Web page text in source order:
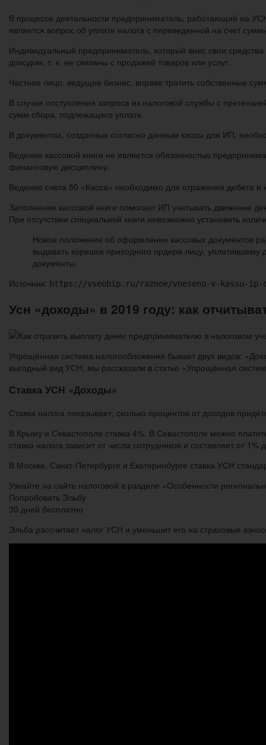
В процессе деятельности предприниматель, работающий на
является вопрос об уплате налога с переведенной на счет
Индивидуальный предприниматель, который внес свои
доходом, т. к. не связаны с продажей товаров или услуг.
Частное лицо, ведущее бизнес, вправе тратить собственные
В случае поступления запроса из налоговой службы с
сумм сбора, подлежащего уплате.
В документах, созданных согласно данным кассы для ИП,
Ведение кассовой книги не является обязанностью
финансовую дисциплину.
Ведение счета 50 «Касса» необходимо для отражения дебета и
Заполнение кассовой книги помогает ИП учитывать движение
При отсутствии специальной книги невозможно установить
Новое положение об оформлении кассовых документов
выдавать корешок приходного ордера лицу,
документы.
Источник: https://vseobip.ru/raznoe/vneseno-v-kassu-
Усн «доходы» в 2019 году: как
Упрощённая система налогообложения бывает двух видов:
выгодный вид УСН, мы рассказали в статье «Упрощённая
Ставка УСН «Доходы»
Ставка налога показывает, сколько процентов от доходов
В Крыму и Севастополе ставка 4%. В Севастополе можно
ставка налога зависит от числа сотрудников и составляет от 1%
В Москве, Санкт-Петербурге и Екатеринбурге ставка УСН
Узнайте на сайте налоговой в разделе «Особенности
Попробовать Эльбу
30 дней бесплатно
Эльба рассчитает налог УСН и уменьшит его на страховые